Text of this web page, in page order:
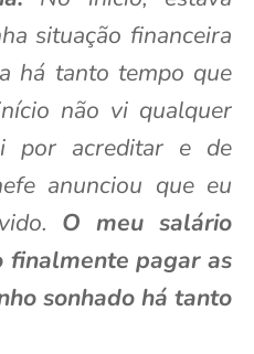
situação financeira
há tanto tempo que
não vi qualquer
por acreditar e de
anunciou que eu
O meu salário
finalmente pagar as
sonhado há tanto